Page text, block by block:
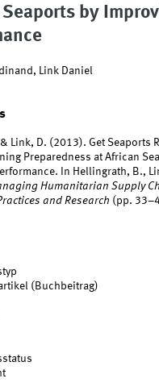
by
Link Daniel
Link, D. (2013). Get Seaports
Preparedness at African
In Hellingrath, B.,
Humanitarian Supply
and Research (pp.
(Buchbeitrag)